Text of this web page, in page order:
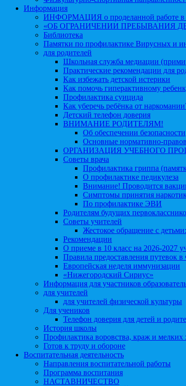
Информация
ИНФОРМАЦИЯ о проделанной работе в
«ОБ ОГРАНИЧЕНИИ ПРЕБЫВАНИЯ
Библиотека
Памятки по профилактике Вирусных и
для родителей
Школьная служба медиации
Практические рекомендации для
Как избежать детской истерики
Как помочь гиперактивному
Профилактика суицида
Как уберечь ребёнка от
Детский телефон доверия
ВНИМАНИЕ РОДИТЕЛЯМ!
Об обеспечении безопасности
Основные нормативно-
ОРГАНИЗАЦИЯ УЧЕБНОГО
Советы врача
Профилактика гриппа
О профилактике педикулеза
Внимание! Проводится
Симптомы принятия
По профилактике ЭВИ
Родителям будущих
Советы учителей
Жестокое обращение с
Рекомендации
О приеме в 10 класс на 2026-2027
Правила предоставления
Европейская неделя иммунизации
«Нижегородский Сириус»
Информация для участников
для учителей
для учителей физической культуры
Для учеников
Телефон доверия для детей и
История школы
Профилактика воровства, краж и
Готов к труду и обороне
Воспитательная деятельность
Направления воспитательной работы
Программа воспитания
НАСТАВНИЧЕСТВО